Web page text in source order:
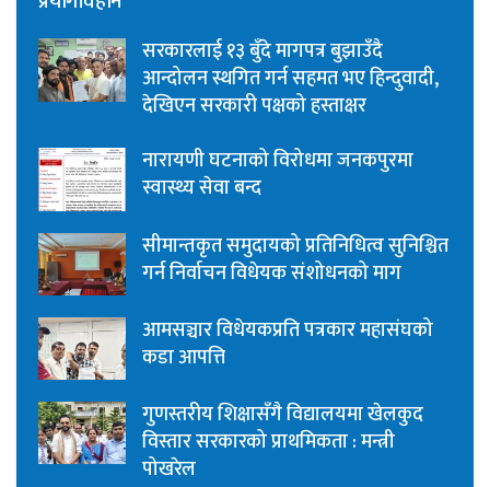
सरकारलाई १३ बुँदे मागपत्र बुझाउँदै
आन्दोलन स्थगित गर्न सहमत भए हिन्दुवादी,
देखिएन सरकारी पक्षको हस्ताक्षर
नारायणी घटनाको विरोधमा जनकपुरमा
स्वास्थ्य सेवा बन्द
सीमान्तकृत समुदायको प्रतिनिधित्व सुनिश्चित
गर्न निर्वाचन विधेयक संशोधनको माग
आमसञ्चार विधेयकप्रति पत्रकार महासंघको
कडा आपत्ति
गुणस्तरीय शिक्षासँगै विद्यालयमा खेलकुद
विस्तार सरकारको प्राथमिकता : मन्त्री
पोखरेल